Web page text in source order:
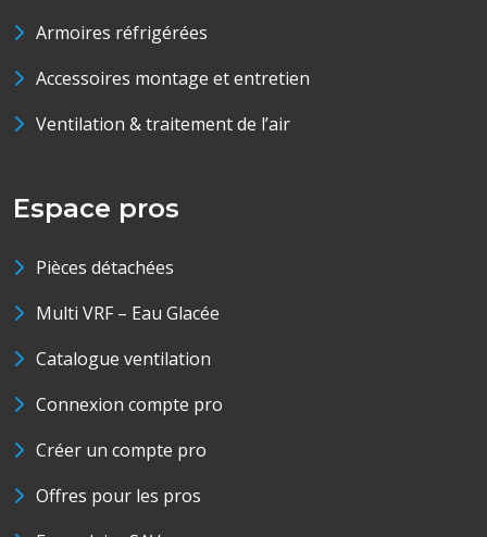
Armoires réfrigérées
Accessoires montage et entretien
Ventilation & traitement de l’air
Espace pros
Pièces détachées
Multi VRF – Eau Glacée
Catalogue ventilation
Connexion compte pro
Créer un compte pro
Offres pour les pros